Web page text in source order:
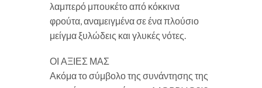
λαμπερό μπουκέτο από κόκκινα
φρούτα, αναμειγμένα σε ένα πλούσιο
μείγμα ξυλώδεις και γλυκές νότες.
ΟΙ ΑΞΙΕΣ ΜΑΣ
Ακόμα το σύμβολο της συνάντησης της